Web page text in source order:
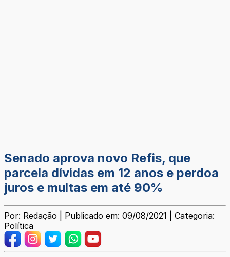
Senado aprova novo Refis, que
parcela dívidas em 12 anos e perdoa
juros e multas em até 90%
Por: Redação | Publicado em: 09/08/2021 | Categoria:
Política